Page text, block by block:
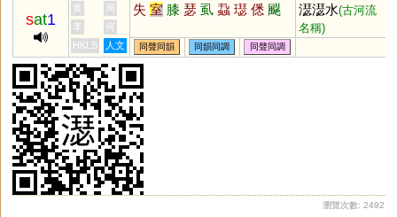
sat1
黃 周 失 室 膝 瑟 虱 蝨 璱 僁 飋 濏濏水(古河流
名稱)
李
何
HKLS
人文 同聲同韻 同韻同調 同聲同調
瀏覽次數: 2492